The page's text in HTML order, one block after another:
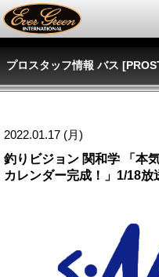
プロスタッフ情報 バス
2022.01.17 (月)
釣りビジョン 関和学 「本
カレンダー完成！」1/18放